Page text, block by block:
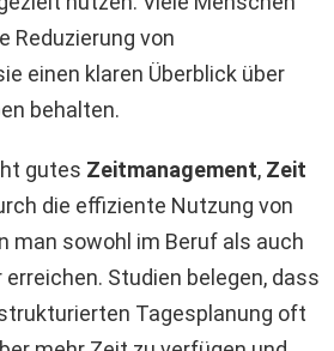
Reduzierung von
einen klaren Überblick über
behalten.
gutes Zeitmanagement, Zeit
die effiziente Nutzung von
man sowohl im Beruf als auch
Studien belegen, dass
Tagesplanung oft